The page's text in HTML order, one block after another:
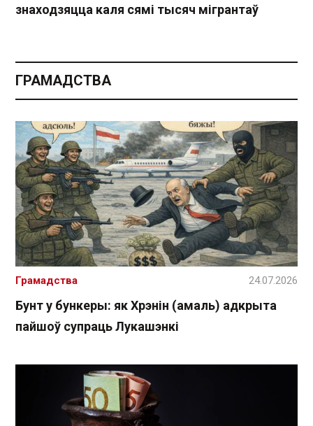
знаходзяцца каля сямі тысяч мігрантаў
ГРАМАДСТВА
Бунт у бункеры: як Хрэнін (амаль) адкрыта
пайшоў супраць Лукашэнкі
Грамадства 24.07.2026